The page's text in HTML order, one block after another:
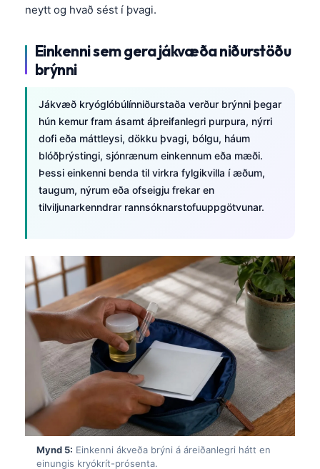
brýnni
hún kemur fram ásamt áþreifanlegri purpura, nýrri
dofi eða máttleysi, dökku þvagi, bólgu, háum
blóðþrýstingi, sjónrænum einkennum eða mæði.
Þessi einkenni benda til virkra fylgikvilla í æðum,
taugum, nýrum eða ofseigju frekar en
tilviljunarkenndrar rannsóknarstofuuppgötvunar.
Mynd 5: Einkenni ákveða brýni á áreiðanlegri hátt en
Ég hef mestar áhyggjur þegar sagan breytist yfir daga